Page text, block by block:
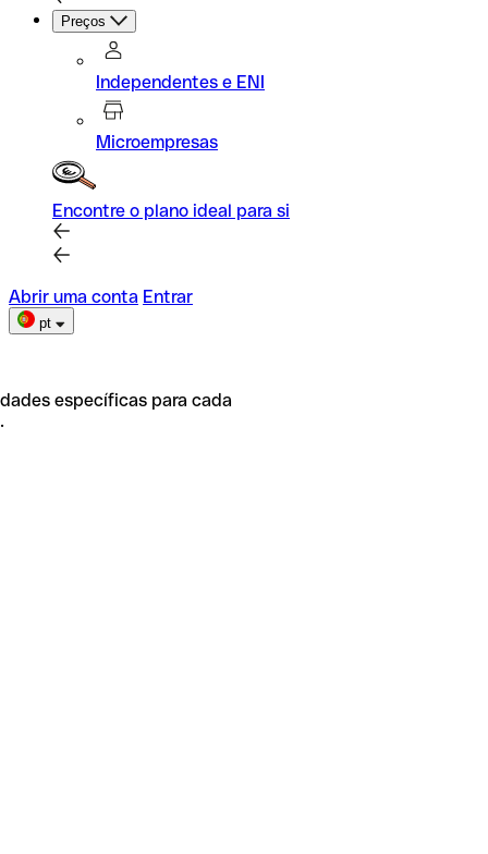
Preços
Independentes e ENI
Microempresas
Encontre o plano ideal para si
Abrir uma conta Entrar
pt
específicas para cada